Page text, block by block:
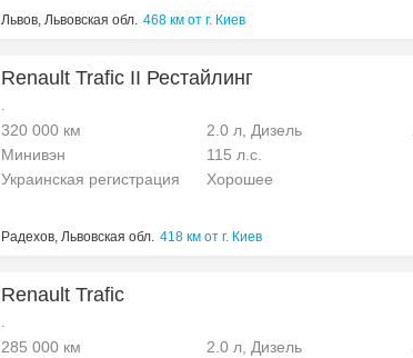
Львов, Львовская обл. 468 км от г. Киев
Renault Trafic II Рестайлинг
.
320 000 км 2.0 л, Дизель
Минивэн
115 л.с.
Украинская регистрация
Хорошее
Радехов, Львовская обл. 418 км от г. Киев
Renault Trafic
.
285 000 км 2.0 л, Дизель